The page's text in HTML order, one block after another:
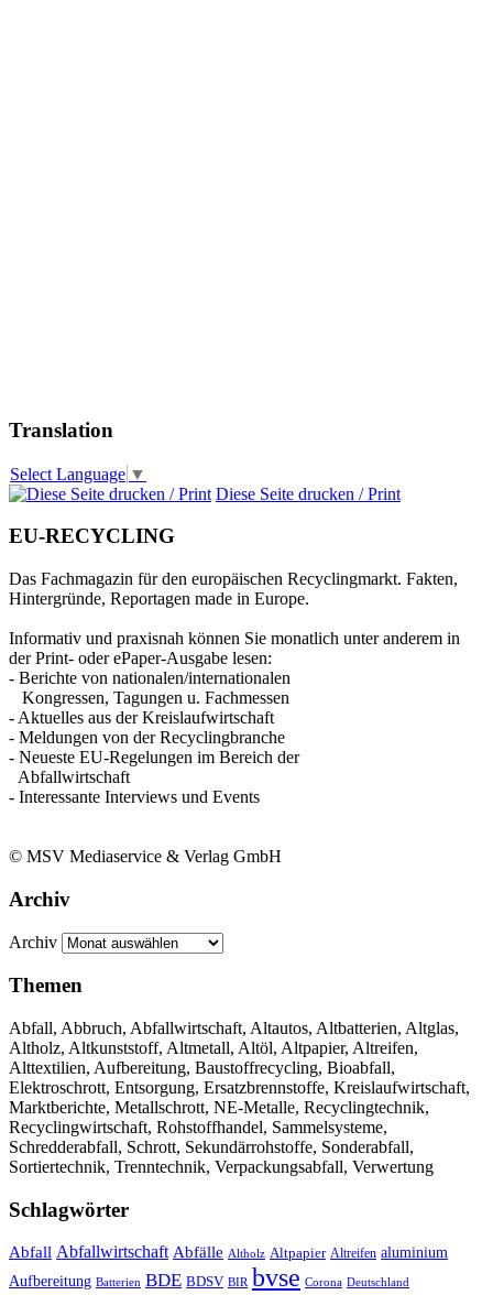
Translation
Select Language ▼
Diese Seite drucken / Print
EU-RECYCLING
Das Fachmagazin für den europäischen Recyclingmarkt. Fakten,
Hintergründe, Reportagen made in Europe.
Informativ und praxisnah können Sie monatlich unter anderem in
der Print- oder ePaper-Ausgabe lesen:
- Berichte von nationalen/internationalen
Kongressen, Tagungen u. Fachmessen
- Aktuelles aus der Kreislaufwirtschaft
- Meldungen von der Recyclingbranche
- Neueste EU-Regelungen im Bereich der
Abfallwirtschaft
- Interessante Interviews und Events
© MSV Mediaservice & Verlag GmbH
Archiv
Archiv
Themen
Abfall, Abbruch, Abfallwirtschaft, Altautos, Altbatterien, Altglas,
Altholz, Altkunststoff, Altmetall, Altöl, Altpapier, Altreifen,
Alttextilien, Aufbereitung, Baustoffrecycling, Bioabfall,
Elektroschrott, Entsorgung, Ersatzbrennstoffe, Kreislaufwirtschaft,
Marktberichte, Metallschrott, NE-Metalle, Recyclingtechnik,
Recyclingwirtschaft, Rohstoffhandel, Sammelsysteme,
Schredderabfall, Schrott, Sekundärrohstoffe, Sonderabfall,
Sortiertechnik, Trenntechnik, Verpackungsabfall, Verwertung
Schlagwörter
Abfall Abfallwirtschaft Abfälle Altholz Altpapier Altreifen aluminium
Aufbereitung Batterien BDE BDSV BIR bvse Corona Deutschland